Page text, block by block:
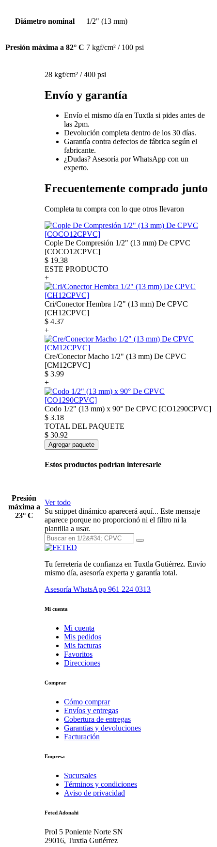
Diámetro nominal 1/2" (13 mm)
Presión máxima a 82° C 7 kgf/cm² / 100 psi
Presión
máxima a
23° C
28 kgf/cm² / 400 psi
Envío y garantía
Envío el mismo día en Tuxtla si pides antes de
las 2pm.
Devolución completa dentro de los 30 días.
Garantía contra defectos de fábrica según el
fabricante.
¿Dudas? Asesoría por WhatsApp con un
experto.
Frecuentemente comprado junto
Completa tu compra con lo que otros llevaron
Cople De Compresión 1/2" (13 mm) De CPVC
[COCO12CPVC]
$ 19.38
ESTE PRODUCTO
+
Cri/Conector Hembra 1/2" (13 mm) De CPVC
[CH12CPVC]
$ 4.37
+
Cre/Conector Macho 1/2" (13 mm) De CPVC
[CM12CPVC]
$ 3.99
+
Codo 1/2" (13 mm) x 90° De CPVC [CO1290CPVC]
$ 3.18
TOTAL DEL PAQUETE
$ 30.92
Agregar paquete
Estos productos podrían interesarle
Ver todo
Su snippet dinámico aparecerá aquí... Este mensaje
aparece porque no proporcionó ni el filtro ni la
plantilla a usar.
Tu ferretería de confianza en Tuxtla Gutiérrez. Envío
mismo día, asesoría experta y garantía total.
Asesoría WhatsApp 961 224 0313
Mi cuenta
Mi cuenta
Mis pedidos
Mis facturas
Favoritos
Direcciones
Comprar
Cómo comprar
Envíos y entregas
Cobertura de entregas
Garantías y devoluciones
Facturación
Empresa
Sucursales
Términos y condiciones
Aviso de privacidad
Feted Adonahi
Prol 5 Poniente Norte SN
29016, Tuxtla Gutiérrez